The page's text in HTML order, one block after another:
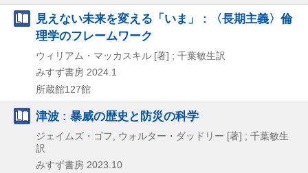
見えない未来を変える「いま」 : 〈長期主義〉倫
理学のフレームワーク
ウィリアム・マッカスキル [著] ; 千葉敏生訳
みすず書房 2024.1
所蔵館127館
津波 : 暴威の歴史と防災の科学
ジェイムズ・ゴフ, ウォルター・ダッドリー [著] ; 千葉敏生
訳
みすず書房 2023.10